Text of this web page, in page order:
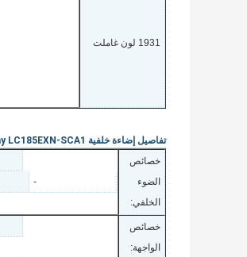
1931 لون غاملت
تفاصيل إضاءة خلفية LG Display LC185EXN-SCA1
خصائص
الضوء
الخلفي:
-
خصائص
الواجهة: